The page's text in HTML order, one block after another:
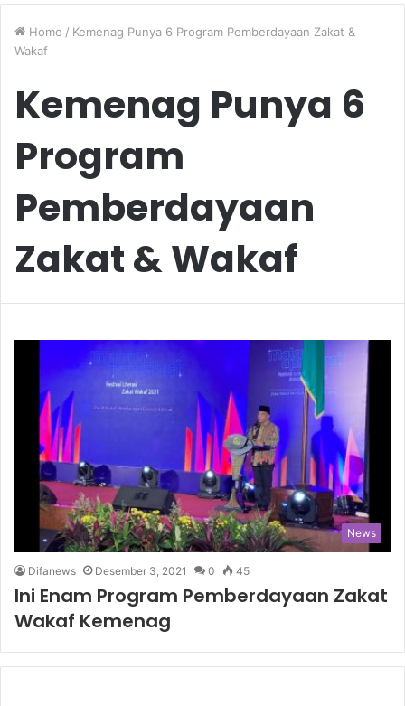
Home / Kemenag Punya 6 Program Pemberdayaan Zakat &
Wakaf
Kemenag Punya 6
Program
Pemberdayaan
Zakat & Wakaf
News
Difanews Desember 3, 2021 0 45
Ini Enam Program Pemberdayaan Zakat
Wakaf Kemenag